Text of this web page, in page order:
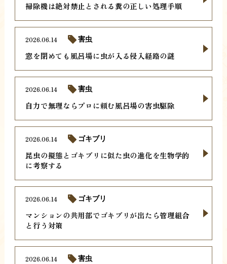
掃除機は絶対禁止とされる糞の正しい処理手順
窓を閉めても風呂場に虫が入る侵入経路の謎
2026.06.14 害虫
自力で無理ならプロに頼む風呂場の害虫駆除
2026.06.14 害虫
昆虫の擬態とゴキブリに似た虫の進化を生物学的
に考察する
2026.06.14 ゴキブリ
マンションの共用部でゴキブリが出たら管理組合
と行う対策
2026.06.14 ゴキブリ
2026.06.14 害虫